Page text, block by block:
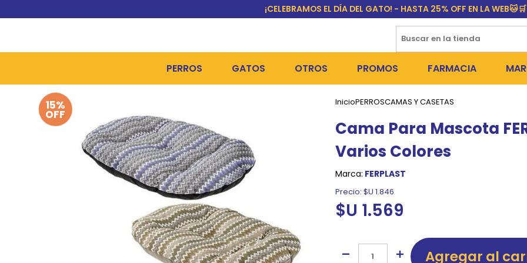
¡CELEBRAMOS EL DÍA DEL GATO! - HASTA 25% OFF EN LA WEB🐱🛒
PERROS
ALIMENTOS HÚMEDOS Y SNACKS
HIGIENE, PELUQUERÍA Y COSMÉTICA
CAMAS Y CASETAS
BOLSOS Y TRANSPORTADORAS
BOLSAS PARA MATERIA
COLLARES, ARNESES Y CORREAS
GATOS
ALIMENTOS HÚMEDOS Y SNACKS
ARENAS SANITARIAS
HIGIENE Y BAÑOS
COMEDEROS Y BEBEDEROS
JUGUETES Y RASCADORES
COLLARES Y ACCESORIOS
OTROS PROMOS
PERROS
GATOS
FARMACIA
PULGUICIDAS Y
COLLARES ISABELINOS Y
15%
OFF
InicioPERROSCAMAS Y CASETAS
Cama Para Mascota
Varios Colores
Marca: FERPLAST
Precio: $U 1.846
$U 1.569
Agregar al